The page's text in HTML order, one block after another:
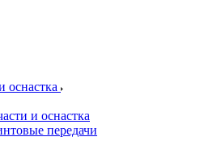
оснастка
и оснастка
передачи